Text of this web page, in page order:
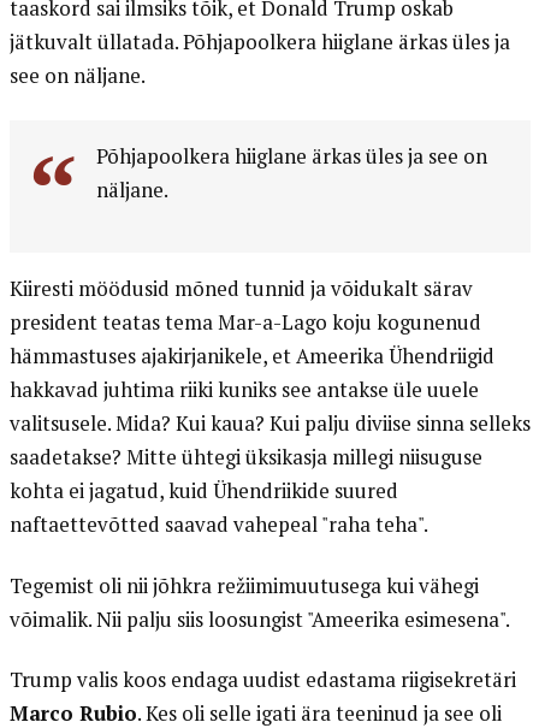
taaskord sai ilmsiks tõik, et Donald Trump oskab
jätkuvalt üllatada. Põhjapoolkera hiiglane ärkas üles ja
see on näljane.
Põhjapoolkera hiiglane ärkas üles ja see on
näljane.
Kiiresti möödusid mõned tunnid ja võidukalt särav
president teatas tema Mar-a-Lago koju kogunenud
hämmastuses ajakirjanikele, et Ameerika Ühendriigid
hakkavad juhtima riiki kuniks see antakse üle uuele
valitsusele. Mida? Kui kaua? Kui palju diviise sinna selleks
saadetakse? Mitte ühtegi üksikasja millegi niisuguse
kohta ei jagatud, kuid Ühendriikide suured
naftaettevõtted saavad vahepeal "raha teha".
Tegemist oli nii jõhkra režiimimuutusega kui vähegi
võimalik. Nii palju siis loosungist "Ameerika esimesena".
Trump valis koos endaga uudist edastama riigisekretäri
Marco Rubio. Kes oli selle igati ära teeninud ja see oli